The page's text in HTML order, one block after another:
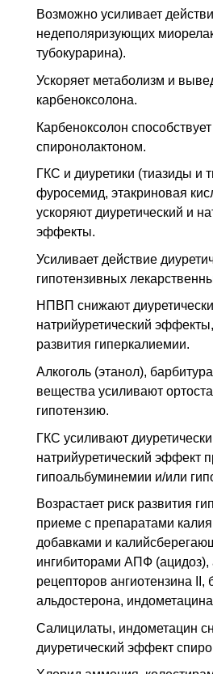
Возможно усиливает
недеполяризующих
тубокурарина).
Ускоряет метаболизм и
карбеноксолона.
Карбеноксолон
спиронолактоном.
ГКС и диуретики (тиазиды и
фуросемид, этакриновая
ускоряют диуретический и
эффекты.
Усиливает действие
гипотензивных
НПВП снижают
натрийуретический
развития гиперкалиемии.
Алкоголь (этанол),
вещества усиливают
гипотензию.
ГКС усиливают
натрийуретический эффект
гипоальбуминемии и/или
Возрастает риск развития
приеме с препаратами
добавками и
ингибиторами АПФ (ацидоз),
рецепторов ангиотензина II,
альдостерона,
Салицилаты, индометацин
диуретический эффект